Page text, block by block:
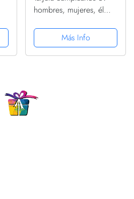
hombres, mujeres, él
todas piezas originales,
divertida tarjeta
cumpleaños 69 9
Más Info